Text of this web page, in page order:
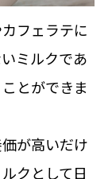
フェラテに
ミルクであ
とができま
が高いだけ
クとして日